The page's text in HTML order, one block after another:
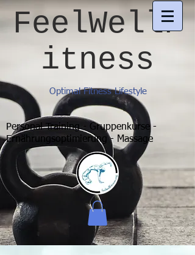
Optimal Fitness Lifestyle
FeelWellF
itness
Personal Training - Gruppenkurse -
Ernährungsoptimierung - Massage